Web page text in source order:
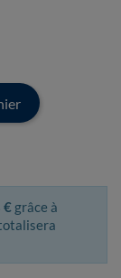
€ grâce à